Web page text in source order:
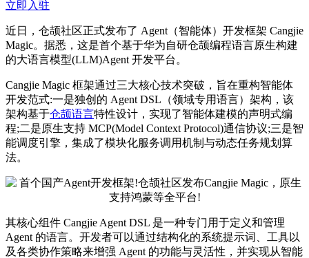
立即入驻
近日，仓颉社区正式发布了 Agent（智能体）开发框架 Cangjie
Magic。据悉，这是首个基于华为自研仓颉编程语言原生构建
的大语言模型(LLM)Agent 开发平台。
Cangjie Magic 框架通过三大核心技术突破，旨在重构智能体
开发范式:一是独创的 Agent DSL（领域专用语言）架构，该
架构基于仓颉语言特性设计，实现了智能体建模的声明式编
程;二是原生支持 MCP(Model Context Protocol)通信协议;三是智
能调度引擎，集成了模块化服务调用机制与动态任务规划算
法。
其核心组件 Cangjie Agent DSL 是一种专门用于定义和管理
Agent 的语言。开发者可以通过结构化的系统提示词、工具以
及各类协作策略来增强 Agent 的功能与灵活性，并实现从智能